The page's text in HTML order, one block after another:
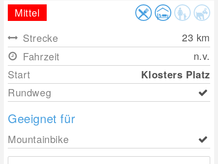
Mittel
Strecke
23 km
Fahrzeit
n.v.
Start
Klosters Platz
Rundweg
Geeignet für
Mountainbike